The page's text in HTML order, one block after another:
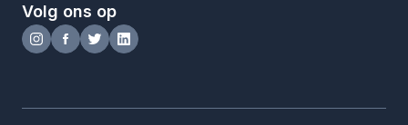
Volg ons op